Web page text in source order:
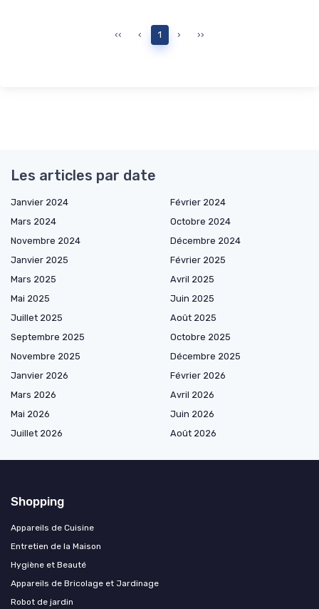
‹‹ ‹ 1 › ››
Les articles par date
Janvier 2024
Février 2024
Mars 2024
Octobre 2024
Novembre 2024
Décembre 2024
Janvier 2025
Février 2025
Mars 2025
Avril 2025
Mai 2025
Juin 2025
Juillet 2025
Août 2025
Septembre 2025
Octobre 2025
Novembre 2025
Décembre 2025
Janvier 2026
Février 2026
Mars 2026
Avril 2026
Mai 2026
Juin 2026
Juillet 2026
Août 2026
Shopping
Appareils de Cuisine
Entretien de la Maison
Hygiène et Beauté
Appareils de Bricolage et Jardinage
Robot de jardin